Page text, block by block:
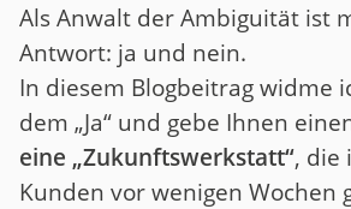
Als Anwalt der Ambiguität ist
Antwort: ja und nein.
In diesem Blogbeitrag widme
dem „Ja“ und gebe Ihnen
eine „Zukunftswerkstatt“, die
Kunden vor wenigen Wochen